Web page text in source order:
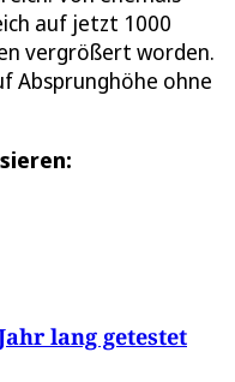
auf jetzt 1000
vergrößert worden.
Absprunghöhe ohne
lang getestet